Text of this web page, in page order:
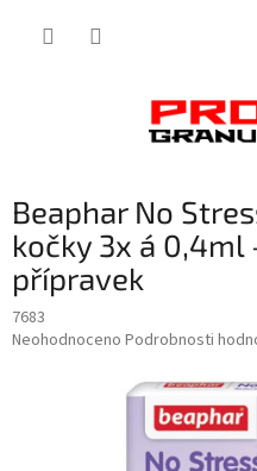
Beaphar No
kočky 3x á
přípravek
7683
Průměrné
Neohodnoceno Podrobnosti